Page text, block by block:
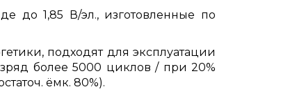
до 1,85 В/эл., изготовленные по
подходят для эксплуатации
более 5000 циклов / при 20%
ёмк. 80%).